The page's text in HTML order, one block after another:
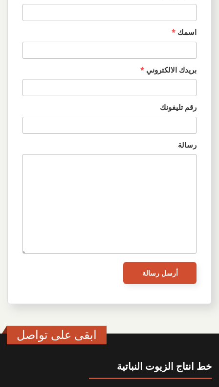
اسمك *
بريدك الالكتروني *
رقم تليفونك
رسالة
ابقى على تواصل
خط انتاج الزيوت النباتية